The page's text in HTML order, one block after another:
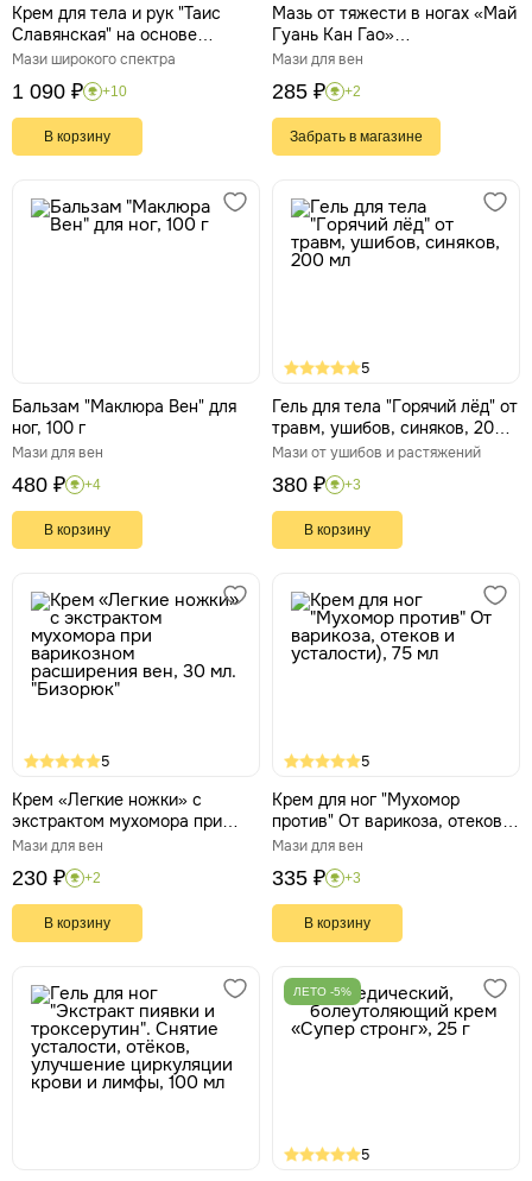
Крем для тела и рук "Таис
Cлавянская" на основе
грибов, 240 мл
Мази широкого спектра
1 090 ₽ +10
В корзину
Мазь от тяжести в ногах «Май
Гуань Кан Гао»
(MaiGuanKangGao), 20 мл
Мази для вен
285 ₽ +2
Забрать в магазине
Бальзам "Маклюра Вен" для
ног, 100 г
Мази для вен
480 ₽ +4
В корзину
5
Гель для тела "Горячий лёд" от
травм, ушибов, синяков, 200
мл
Мази от ушибов и растяжений
380 ₽ +3
В корзину
5
Крем «Легкие ножки» с
экстрактом мухомора при
варикозном расширения вен,
30 мл. "Бизорюк"
Мази для вен
230 ₽ +2
В корзину
5
Крем для ног "Мухомор
против" От варикоза, отеков и
усталости), 75 мл
Мази для вен
335 ₽ +3
В корзину
ЛЕТО -5%
5